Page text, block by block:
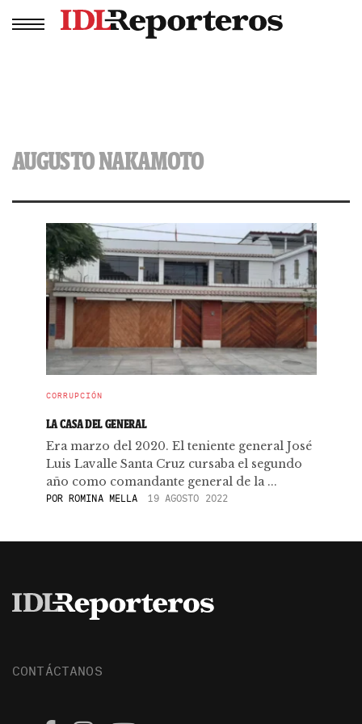
AUGUSTO NAKAMOTO
CORRUPCIÓN
LA CASA DEL GENERAL
Era marzo del 2020. El teniente general José
Luis Lavalle Santa Cruz cursaba el segundo
año como comandante general de la ...
POR ROMINA MELLA 19 AGOSTO 2022
CONTÁCTANOS